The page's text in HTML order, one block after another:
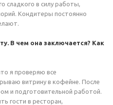
сладкого в силу работы,
Кондитеры постоянно
В чем она заключается? Как
я проверяю все
витрину в кофейне. После
и подготовительной работой.
гости в ресторан,